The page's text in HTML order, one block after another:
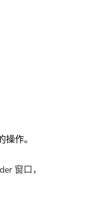
作。
窗口，